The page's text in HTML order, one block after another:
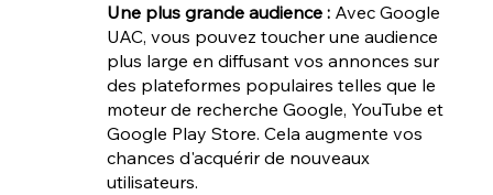
Une plus grande audience : Avec Google
UAC, vous pouvez toucher une audience
plus large en diffusant vos annonces sur
des plateformes populaires telles que le
moteur de recherche Google, YouTube et
Google Play Store. Cela augmente vos
chances d'acquérir de nouveaux
utilisateurs.